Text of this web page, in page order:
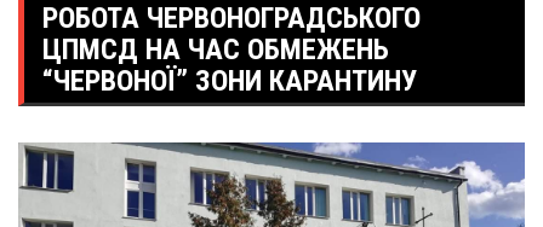
РОБОТА ЧЕРВОНОГРАДСЬКОГО
ЦПМСД НА ЧАС ОБМЕЖЕНЬ
“ЧЕРВОНОЇ” ЗОНИ КАРАНТИНУ